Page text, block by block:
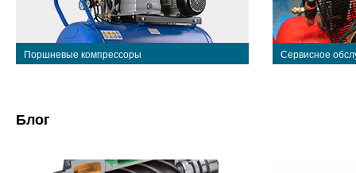
Поршневые компрессоры Сервисное
Блог